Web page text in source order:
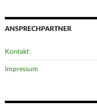
ANSPRECHPARTNER
Kontakt
Impressum